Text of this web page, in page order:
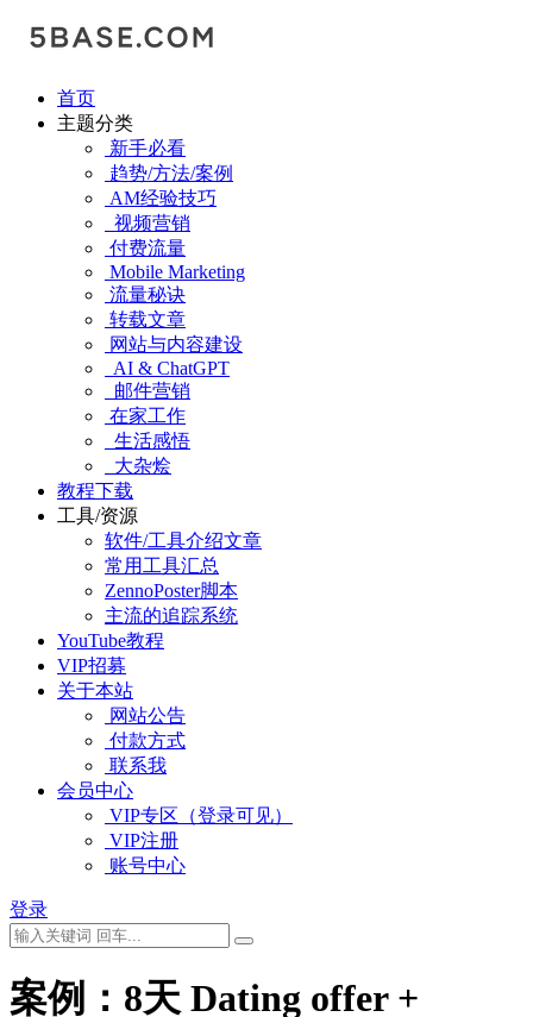
首页
主题分类
新手必看
趋势/方法/案例
AM经验技巧
视频营销
付费流量
Mobile Marketing
流量秘诀
转载文章
网站与内容建设
AI & ChatGPT
邮件营销
在家工作
生活感悟
大杂烩
教程下载
工具/资源
软件/工具介绍文章
常用工具汇总
ZennoPoster脚本
主流的追踪系统
YouTube教程
VIP招募
关于本站
网站公告
付款方式
联系我
会员中心
VIP专区（登录可见）
VIP注册
账号中心
登录
案例：8天 Dating offer +